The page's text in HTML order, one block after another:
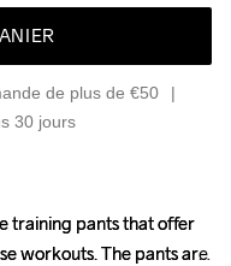
de plus de €50
30 jours
training pants that offer
workouts. The pants are
training pants that offer
workouts. The pants are